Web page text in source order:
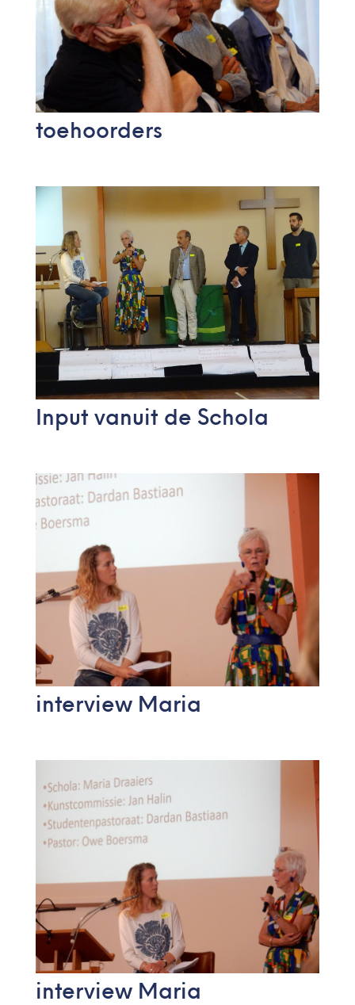
toehoorders
Input vanuit de Schola
interview Maria
interview Maria